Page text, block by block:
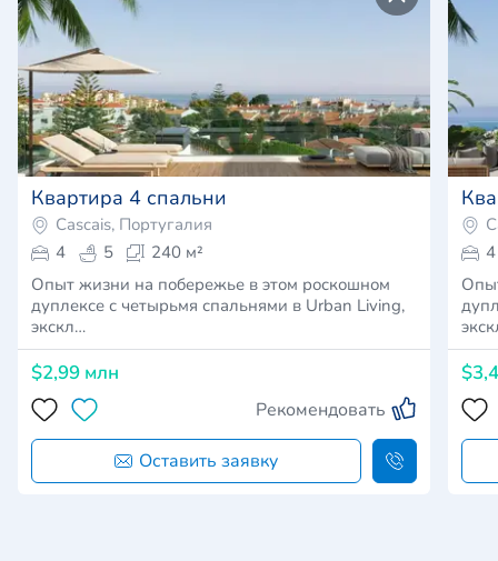
Квартира 4 спальни
Cascais, Португалия
4
5
240 м²
Опыт жизни на побережье в этом роскошном
дуплексе с четырьмя спальнями в Urban Living,
экскл…
$2,99 млн
Рекомендовать
Оставить заявку
4